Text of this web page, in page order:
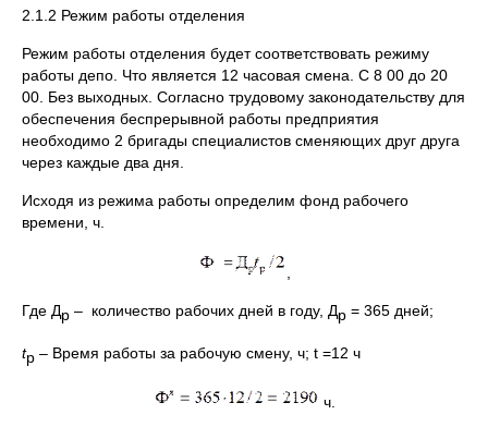
2.1.2 Режим работы отделения
Режим работы отделения будет соответствовать режиму
работы депо. Что является 12 часовая смена. С 8 00 до 20
00. Без выходных. Согласно трудовому законодательству для
обеспечения беспрерывной работы предприятия
необходимо 2 бригады специалистов сменяющих друг друга
через каждые два дня.
Исходя из режима работы определим фонд рабочего
времени, ч.
Где Др – количество рабочих дней в году, Др = 365 дней;
tp – Время работы за рабочую смену, ч; t =12 ч
ч.